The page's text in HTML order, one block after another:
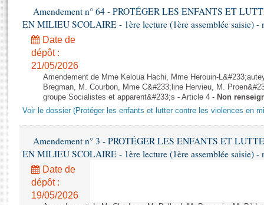
Propositions de loi
Amendements
Textes adoptés
Rapports d'information
Rapports d'enquête
Rapports législatifs
Dossiers législatifs
Budget et sécurité sociale
Questions écrites et orales
Histoire
Juniors
Anciennes législatures
Liens vers les sites publics
Photos libres de droit
Amendement n° 64 - PROTÉGER LES ENFANTS ET
EN MILIEU SCOLAIRE - 1ère lecture (1ère assemblée saisie) -
Date de
dépôt :
21/05/2026
Amendement de Mme Keloua Hachi, Mme Herouin-
Bregman, M. Courbon, Mme C&#233;line Hervieu, M.
groupe Socialistes et apparent&#233;s - Article 4 - Non
Voir le dossier (Protéger les enfants et lutter contre les violences en
Amendement n° 3 - PROTÉGER LES ENFANTS ET
EN MILIEU SCOLAIRE - 1ère lecture (1ère assemblée saisie) -
Date de
dépôt :
19/05/2026